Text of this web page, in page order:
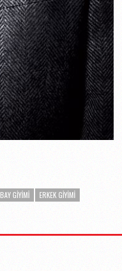
BAY GIYIMI
ERKEK GIYIMI